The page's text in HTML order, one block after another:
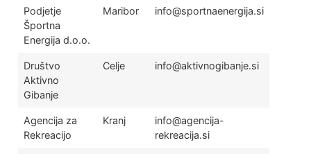
Podjetje
Športna
Energija d.o.o.
Maribor info@sportnaenergija.si
Društvo
Aktivno
Gibanje
Celje info@aktivnogibanje.si
Agencija za
Rekreacijo
Kranj
info@agencija-
rekreacija.si